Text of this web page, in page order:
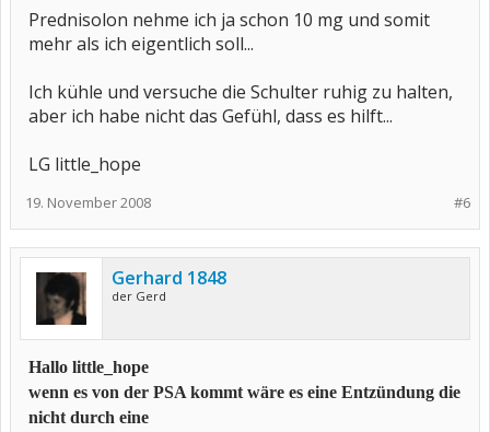
Prednisolon nehme ich ja schon 10 mg und somit
mehr als ich eigentlich soll...
Ich kühle und versuche die Schulter ruhig zu halten,
aber ich habe nicht das Gefühl, dass es hilft...
LG little_hope
#6
19. November 2008
Gerhard 1848
der Gerd
Hallo little_hope
wenn es von der PSA kommt wäre es eine Entzündung die
nicht durch eine